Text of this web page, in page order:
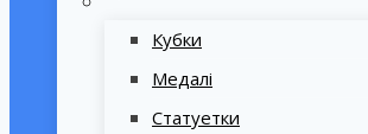
Кубки
Медалі
Статуетки